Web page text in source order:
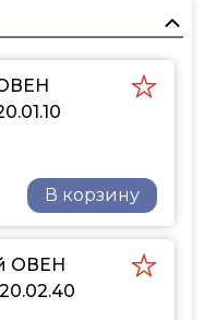
котлового
заданной
подачи в
за котлом;
горелкой;
котловыми
на входе в
В корзину
ОВЕН